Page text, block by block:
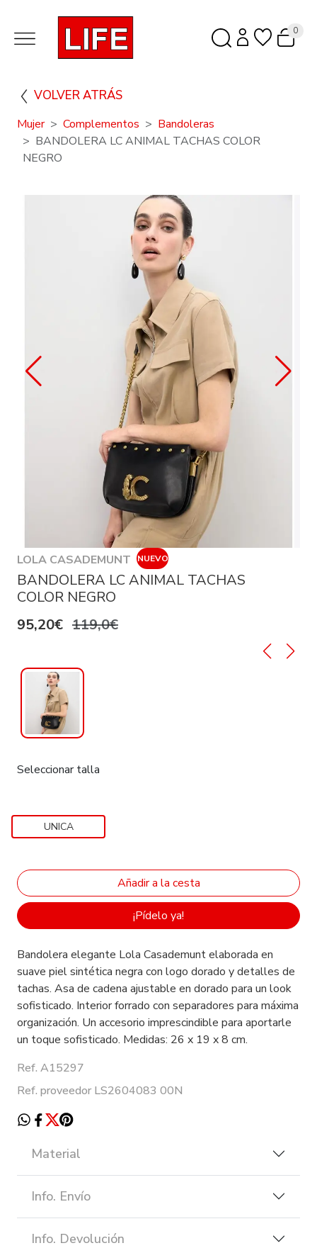
0
VOLVER ATRÁS
Mujer Complementos
Bandoleras
BANDOLERA LC ANIMAL TACHAS COLOR
NEGRO
LOLA CASADEMUNT NUEVO
BANDOLERA LC ANIMAL TACHAS
COLOR NEGRO
95,20€ 119,0€
Seleccionar talla
UNICA
¡Pídelo ya!
Bandolera elegante Lola Casademunt elaborada en
suave piel sintética negra con logo dorado y detalles de
tachas. Asa de cadena ajustable en dorado para un look
sofisticado. Interior forrado con separadores para máxima
organización. Un accesorio imprescindible para aportarle
un toque sofisticado. Medidas: 26 x 19 x 8 cm.
Ref. A15297
Ref. proveedor LS2604083 00N
Material
Info. Envío
Info. Devolución